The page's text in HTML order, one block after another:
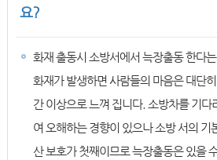
요?
화재 출동시 소방서에서 늑장출동 한다
화재가 발생하면 사람들의 마음은 대단
간 이상으로 느껴 집니다. 소방차를 기다
여 오해하는 경향이 있으나 소방 서의 기
산 보호가 첫째이므로 늑장출동은 있을